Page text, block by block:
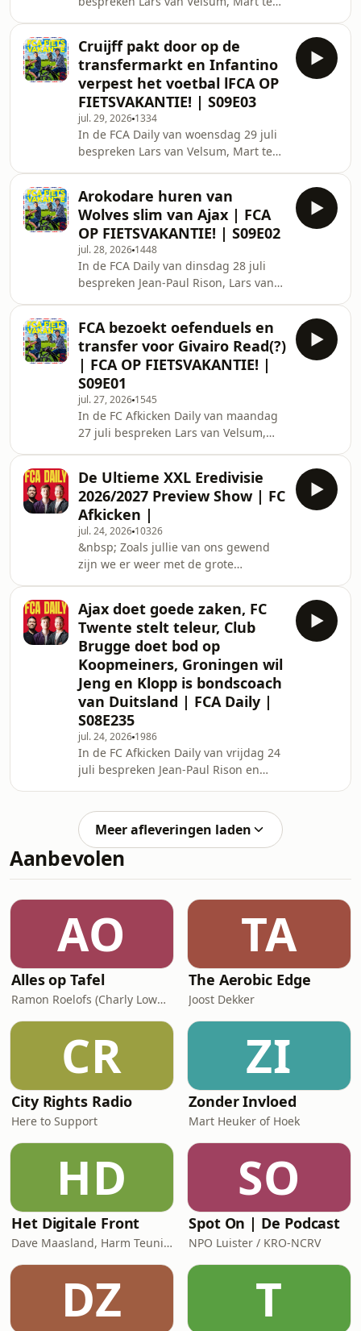
Weghorst en Vennegoor of Hesselink,
niet in om het tij te keren tegen Fer
en FC Twente in actie tegen
respectievelijk Vojvodina en
Ferencv&aacute;ros, In Amsterdam
lijkt Mika Godts - voorlopig - nergens
heen te gaan. Ook bespreken we
transfer-updates omtrent Bart van
Rooij. Verder blikken we vooruit op de
wedstrijd van FC Twente, dat
Cruijff pakt door op de
transfermarkt en Infantino
verpest het voetbal lFCA OP
FIETSVAKANTIE! | S09E03
jul. 29, 2026 1334
In de FCA Daily van woensdag 29 juli
bespreken Lars van Velsum, Mart ten
Nigeriaanse spits Tolu Arokadare -
met nummer 99 - gepresenteerd. Ook
is Bart van Rooij in beeld bij de
Amsterdammers, waar Kian Fitz-Jim
juist vertrokken is. Hij lijkt voor zo'n
drie miljoen te verkassen naar het
Italiaanse Torino.&nbsp; Er is meer
transfernieuws: De
Arokodare huren van
Wolves slim van Ajax | FCA
OP FIETSVAKANTIE! | S09E02
jul. 28, 2026 1448
In de FCA Daily van dinsdag 28 juli
bespreken Jean-Paul Rison, Lars van
komst van de Nigeriaanse spits Tolu
Arokodare, melden verschillende
Britse media. Hij moet overkomen van
het gedegradeerde Wolverhampton
Wanderers en zou in Amsterdam de
concurrentiestrijd moeten aangaan
met een andere nieuwe spits, Marcos
Leonardo. NEC he
FCA bezoekt oefenduels en
transfer voor Givairo Read(?)
| FCA OP FIETSVAKANTIE! |
S09E01
jul. 27, 2026 1545
In de FC Afkicken Daily van maandag
27 juli bespreken Lars van Velsum,
weekend! Zo werden er verschillende
oefenwedstrijden gespeeld, kan
Givairo Read een transfer maken naar
de Premier League en gaat FCA
eindelijk op fietsvakantie! Doe mee
aan Coach van het Jaar
via&nbsp;https://www.coachvanhetjaar.nl/xxlSee
omnystudio.com/listener
De Ultieme XXL Eredivisie
2026/2027 Preview Show | FC
Afkicken |
jul. 24, 2026 10326
&nbsp; Zoals jullie van ons gewend
zijn we er weer met de grote
tijd en beantwoorden al jullie vragen.
We doen voorspellingen over de
ranglijst en bespreken van welke
spelers we het meeste gaan
verwachten! &nbsp; Doe mee aan
Coach van het Jaar via
www.coachvanhetjaar.nl/xxl &nbsp;
Intro (00:00) Ado Den Haag (04:54)
Ajax (12:08) AZ (24:
Ajax doet goede zaken, FC
Twente stelt teleur, Club
Brugge doet bod op
Koopmeiners, Groningen wil
Jeng en Klopp is bondscoach
van Duitsland | FCA Daily |
S08E235
jul. 24, 2026 1986
In de FC Afkicken Daily van vrijdag 24
juli bespreken Jean-Paul Rison en
meer de overwinning van Ajax,
Twente dat teleurstelt tegen
Ferencv&aacute;ros, de harde
woorden van Ten Hag, Koopmeiners
Club Brugge, meer transfernieuws en
Klopp is de nieuwe bondscoach van
Duitsland!&nbsp; (0:00) Intro (0:20)
Vojv
Meer afleveringen laden
Aanbevolen
AO
Alles op Tafel
Ramon Roelofs (Charly Lownoise)
TA
The Aerobic Edge
Joost Dekker
CR
City Rights Radio
Here to Support
ZI
Zonder Invloed
Mart Heuker of Hoek
HD
Het Digitale Front
Dave Maasland, Harm Teunis / Corti Media
SO
Spot On | De Podcast
NPO Luister / KRO-NCRV
DZ T